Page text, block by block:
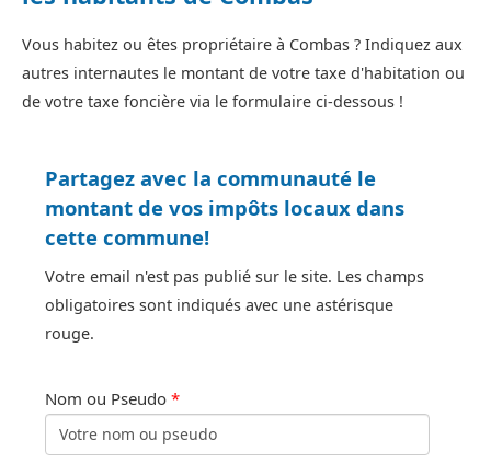
Vous habitez ou êtes propriétaire à Combas ? Indiquez aux
autres internautes le montant de votre taxe d'habitation ou
de votre taxe foncière via le formulaire ci-dessous !
Partagez avec la communauté le
montant de vos impôts locaux dans
cette commune!
Votre email n'est pas publié sur le site. Les champs
obligatoires sont indiqués avec une astérisque
rouge.
Nom ou Pseudo *